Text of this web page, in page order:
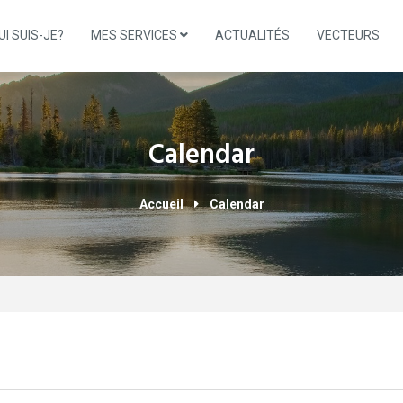
SUIS-JE? MES SERVICES ACTUALITÉS VECTEURS
Calendar
Accueil Calendar